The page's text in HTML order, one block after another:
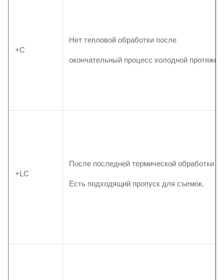
+C
Нет тепловой обработки после
окончательный процесс холодной протяжки
+LC
После последней термической обработки
Есть подходящий пропуск для съемок.